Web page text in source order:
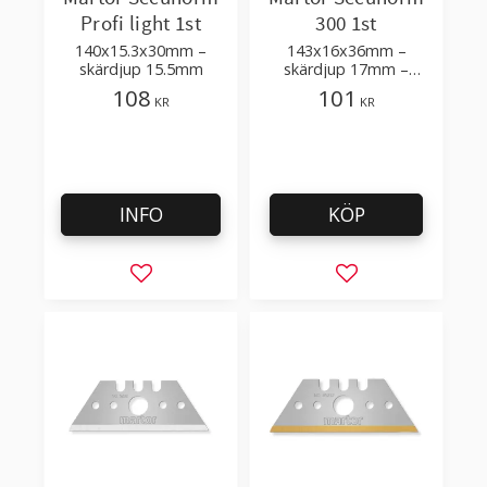
Profi light 1st
140x15.3x30mm –
skärdjup 15.5mm
108 KR
Lägg till i favoriter
INFO
300 1st
143x16x36mm –
skärdjup 17mm –
ersätter Profi Light
101 KR
Lägg till i
KÖP